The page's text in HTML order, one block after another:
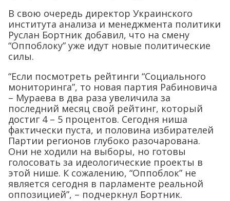
В свою очередь директор Украинского
института анализа и менеджмента политики
Руслан Бортник добавил, что на смену
“Оппоблоку” уже идут новые политические
силы.
“Если посмотреть рейтинги “Социального
мониторинга”, то новая партия Рабиновича
– Мураева в два раза увеличила за
последний месяц свой рейтинг, который
достиг 4 – 5 процентов. Сегодня ниша
фактически пуста, и половина избирателей
Партии регионов глубоко разочарована.
Они не ходили на выборы, но готовы
голосовать за идеологические проекты в
этой нише. К сожалению, “Оппоблок” не
является сегодня в парламенте реальной
оппозицией”, – подчеркнул Бортник.